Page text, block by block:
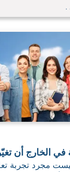
الخارج أن
مجرد تجربة